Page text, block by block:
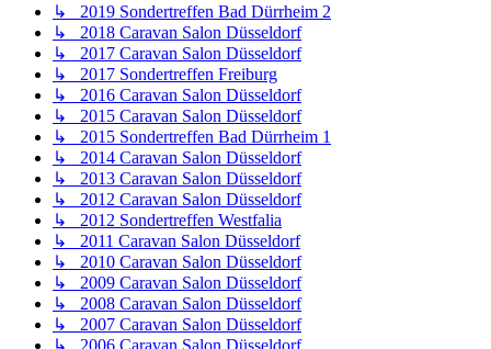
↳ 2019 Sondertreffen Bad Dürrheim 2
↳ 2018 Caravan Salon Düsseldorf
↳ 2017 Caravan Salon Düsseldorf
↳ 2017 Sondertreffen Freiburg
↳ 2016 Caravan Salon Düsseldorf
↳ 2015 Caravan Salon Düsseldorf
↳ 2015 Sondertreffen Bad Dürrheim 1
↳ 2014 Caravan Salon Düsseldorf
↳ 2013 Caravan Salon Düsseldorf
↳ 2012 Caravan Salon Düsseldorf
↳ 2012 Sondertreffen Westfalia
↳ 2011 Caravan Salon Düsseldorf
↳ 2010 Caravan Salon Düsseldorf
↳ 2009 Caravan Salon Düsseldorf
↳ 2008 Caravan Salon Düsseldorf
↳ 2007 Caravan Salon Düsseldorf